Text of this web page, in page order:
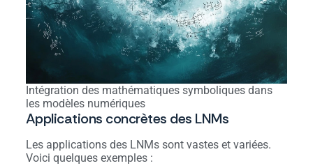
Intégration des mathématiques symboliques dans
les modèles numériques
Applications concrètes des LNMs
Les applications des LNMs sont vastes et variées.
Voici quelques exemples :